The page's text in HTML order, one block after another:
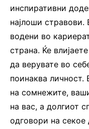
инспиративни
најлоши стравови.
водени во
страна. Ќе
да верувате во
поинаква
на сомнежите,
на вас, а долгиот
одговори на